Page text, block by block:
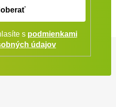
s podmienkami
údajov